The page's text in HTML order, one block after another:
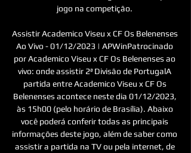
jogo na competição.
Assistir Academico Viseu x CF Os Belenenses
Ao Vivo - 01/12/2023 | APWinPatrocinado
por Academico Viseu x CF Os Belenenses ao
vivo: onde assistir 2ª Divisão de PortugalA
partida entre Academico Viseu x CF Os
Belenenses acontece neste dia 01/12/2023,
às 15h00 (pelo horário de Brasília). Abaixo
você poderá conferir todas as principais
informações deste jogo, além de saber como
assistir a partida na TV ou pela internet, de